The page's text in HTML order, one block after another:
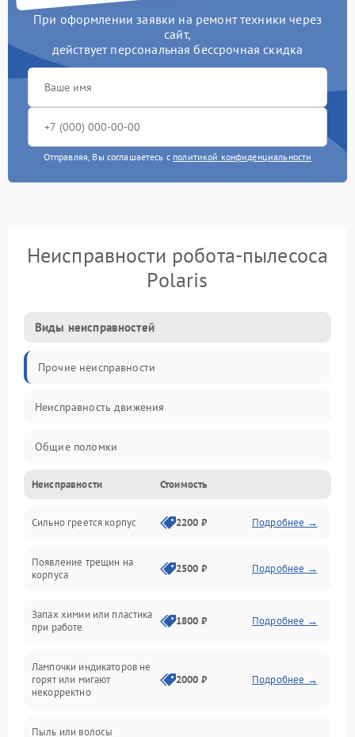
При оформлении заявки на ремонт техники через
сайт,
действует персональная бессрочная скидка
Отправляя, Вы соглашаетесь с политикой конфиденциальности
Неисправности робота-пылесоса
Polaris
Виды неисправностей
Прочие неисправности
Неисправность движения
Общие поломки
Неисправность датчиков
Неисправность программного обеспечения
Проблемы с сигналом
Батарея
Неисправности Стоимость
Сильно греется корпус 2200 ₽ Подробнее →
Появление трещин на
корпуса
2500 ₽ Подробнее →
Запах химии или пластика
при работе
1800 ₽ Подробнее →
Лампочки индикаторов не
горят или мигают
некорректно
2000 ₽ Подробнее →
Пыль или волосы